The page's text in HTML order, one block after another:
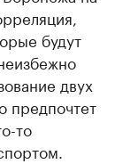
будут
двух
предпочтет
то